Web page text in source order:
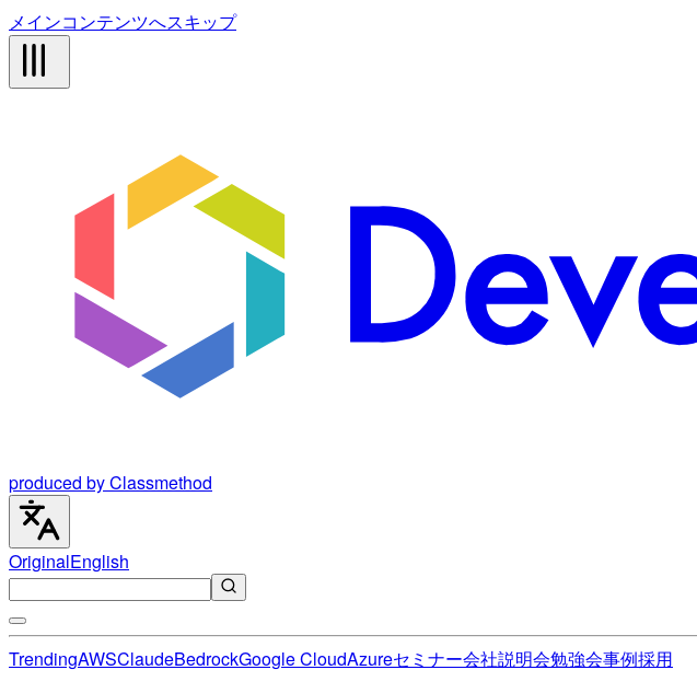
メインコンテンツへスキップ
produced by Classmethod
OriginalEnglish
TrendingAWSClaudeBedrockGoogle CloudAzureセミナー会社説明会勉強会事例採用